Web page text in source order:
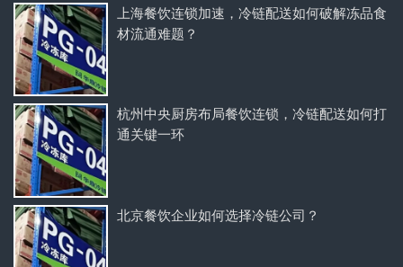
上海餐饮连锁加速，冷链配送如何破解冻品食
材流通难题？
杭州中央厨房布局餐饮连锁，冷链配送如何打
通关键一环
北京餐饮企业如何选择冷链公司？